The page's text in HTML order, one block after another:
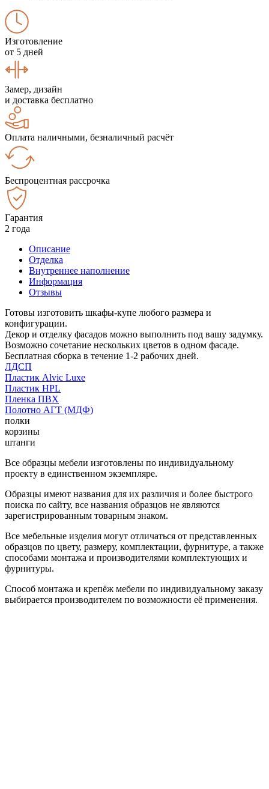
Изготовление
от 5 дней
Замер, дизайн
и доставка бесплатно
Оплата наличными, безналичный расчёт
Беспроцентная рассрочка
Гарантия
2 года
Описание
Отделка
Внутреннее наполнение
Информация
Отзывы
Готовы изготовить шкафы-купе любого размера и
конфигурации.
Декор и отделку фасадов можно выполнить под вашу задумку.
Возможно сочетание нескольких цветов в одном фасаде.
Бесплатная сборка в течение 1-2 рабочих дней.
ЛДСП
Пластик Alvic Luxe
Пластик HPL
Пленка ПВХ
Полотно АГТ (МДФ)
полки
корзины
штанги
Все образцы мебели изготовлены по индивидуальному
проекту в единственном экземпляре.
Образцы имеют названия для их различия и более быстрого
поиска по сайту, все названия образцов не являются
зарегистрированным товарным знаком.
Все мебельные изделия могут отличаться от представленных
образцов по цвету, размеру, комплектации, фурнитуре, а также
способами монтажа и производителями комплектующих и
фурнитуры.
Способ монтажа и крепёж мебели по индивидуальному заказу
выбирается производителем по возможности её применения.